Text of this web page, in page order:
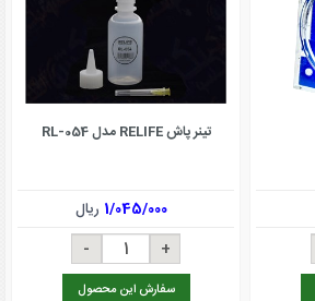
تینر پاش RELIFE مدل RL-054
1/045/000 ریال
سفارش این محصول